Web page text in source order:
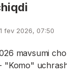
fev 2026, 07:50
mavsumi